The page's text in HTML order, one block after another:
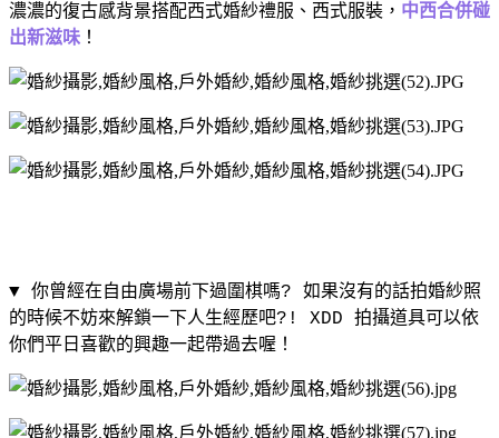
濃濃的復古感背景搭配西式婚紗禮服、西式服裝， 中西合併碰
出新滋味 ！
▼ 你曾經在自由廣場前下過圍棋嗎? 如果沒有的話拍婚紗照
的時候不妨來解鎖一下人生經歷吧?! XDD 拍攝道具可以依
你們平日喜歡的興趣一起帶過去喔！